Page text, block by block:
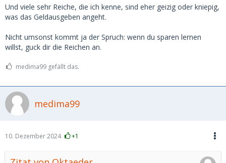
Und viele sehr Reiche, die ich kenne, sind eher geizig oder kniepig,
was das Geldausgeben angeht.
Nicht umsonst kommt ja der Spruch: wenn du sparen lernen
willst, guck dir die Reichen an.
medima99 gefällt das.
medima99
10. Dezember 2024 +1